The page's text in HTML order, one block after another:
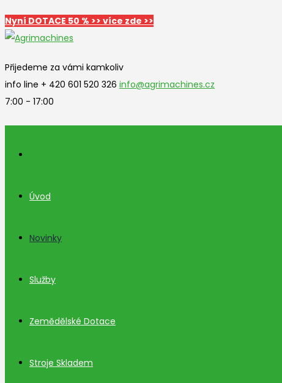
Nyní DOTACE 50 % >> více zde >>
Přijedeme za vámi kamkoliv
info line + 420 601 520 326 info@agrimachines.cz
7:00 - 17:00
Úvod
Novinky
Služby
Zemědělské Dotace
Stroje Skladem